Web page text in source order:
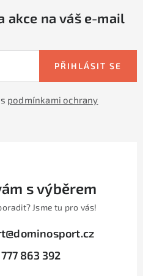
akce na váš e-mail
podmínkami ochrany
PŘIHLÁSIT SE
s výběrem
Jsme tu pro vás!
@dominosport.cz
863 392